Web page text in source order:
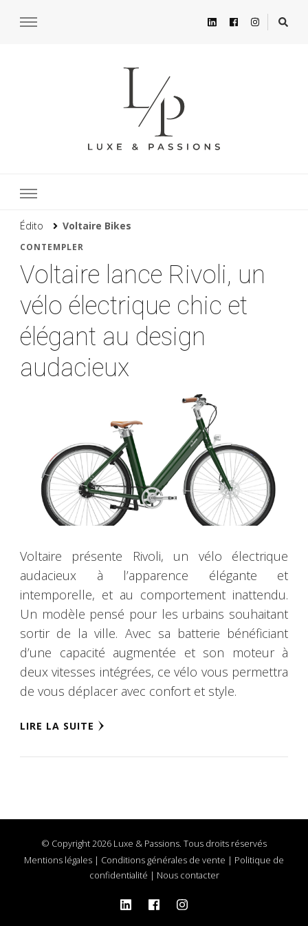
Édito Voltaire Bikes
CONTEMPLER
Voltaire lance Rivoli, un
vélo électrique chic et
élégant au design
audacieux
Voltaire présente Rivoli, un vélo électrique
audacieux à l’apparence élégante et
intemporelle, et au comportement inattendu.
Un modèle pensé pour les urbains souhaitant
sortir de la ville. Avec sa batterie bénéficiant
d’une capacité augmentée et son moteur à
deux vitesses intégrées, ce vélo vous permettra
de vous déplacer avec confort et style.
LIRE LA SUITE
© Copyright 2026 Luxe & Passions. Tous droits réservés
Mentions légales | Conditions générales de vente | Politique de
confidentialité | Nous contacter